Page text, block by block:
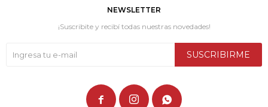
NEWSLETTER
¡Suscribite y recibí todas nuestras novedades!
SUSCRIBIRME
  